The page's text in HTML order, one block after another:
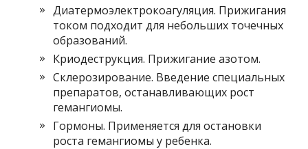
Диатермоэлектрокоагуляция. Прижигания
током подходит для небольших точечных
образований.
Криодеструкция. Прижигание азотом.
Склерозирование. Введение специальных
препаратов, останавливающих рост
гемангиомы.
Гормоны. Применяется для остановки
роста гемангиомы у ребенка.